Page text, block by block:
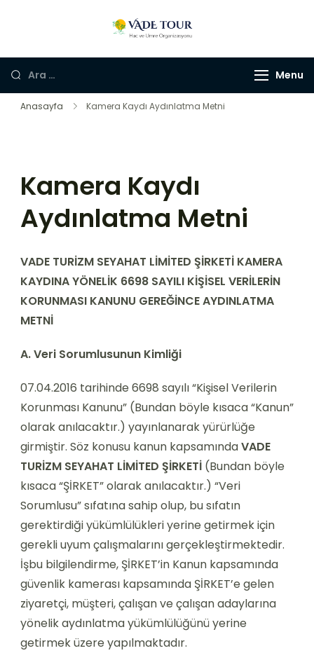
Turları
Arama: Menu
Anasayfa Kamera Kaydı Aydınlatma Metni
Kamera Kaydı
Aydınlatma Metni
VADE TURİZM SEYAHAT LİMİTED ŞİRKETİ KAMERA
KAYDINA YÖNELİK 6698 SAYILI KİŞİSEL VERİLERİN
KORUNMASI KANUNU GEREĞİNCE AYDINLATMA
METNİ
A. Veri Sorumlusunun Kimliği
07.04.2016 tarihinde 6698 sayılı “Kişisel Verilerin
Korunması Kanunu” (Bundan böyle kısaca “Kanun”
olarak anılacaktır.) yayınlanarak yürürlüğe
girmiştir. Söz konusu kanun kapsamındaVADE
TURİZM SEYAHAT LİMİTED ŞİRKETİ (Bundan böyle
kısaca “ŞİRKET” olarak anılacaktır.) “Veri
Sorumlusu” sıfatına sahip olup, bu sıfatın
gerektirdiği yükümlülükleri yerine getirmek için
gerekli uyum çalışmalarını gerçekleştirmektedir.
İşbu bilgilendirme, ŞİRKET’in Kanun kapsamında
güvenlik kamerası kapsamında ŞİRKET’e gelen
ziyaretçi, müşteri, çalışan ve çalışan adaylarına
yönelik aydınlatma yükümlülüğünü yerine
getirmek üzere yapılmaktadır.